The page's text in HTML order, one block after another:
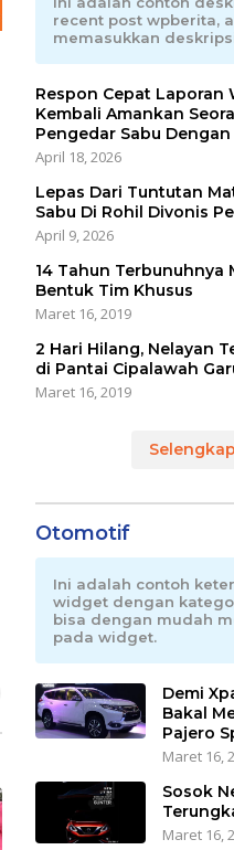
recent post wpberita,
memasukkan
Respon Cepat Laporan
Kembali Amankan
Pengedar Sabu Dengan
April 18, 2026
Lepas Dari Tuntutan
Sabu Di Rohil Divonis
April 9, 2026
14 Tahun Terbunuhnya
Bentuk Tim Khusus
Maret 16, 2019
2 Hari Hilang, Nelayan
di Pantai Cipalawah
Maret 16, 2019
Otomotif
Ini adalah contoh
widget dengan
bisa dengan mudah
pada widget.
Demi
Bakal
Pajero
Maret 16,
Sosok
Maret 16,